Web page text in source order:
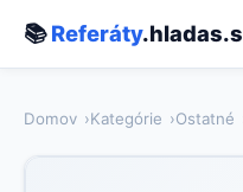
📚Referáty
Domov Kategórie Ostatné